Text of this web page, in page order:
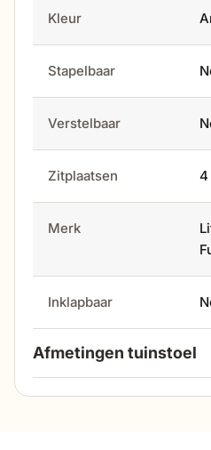
Kleur
Stapelbaar
Verstelbaar
Zitplaatsen 4
Merk
Inklapbaar
Afmetingen tuinstoel